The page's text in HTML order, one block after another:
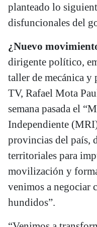
planteado lo
disfuncionales del
¿Nuevo
dirigente político,
taller de mecánica y
TV, Rafael Mota
semana pasada el
Independiente
provincias del país,
territoriales para
movilización y
venimos a negociar
hundidos”.